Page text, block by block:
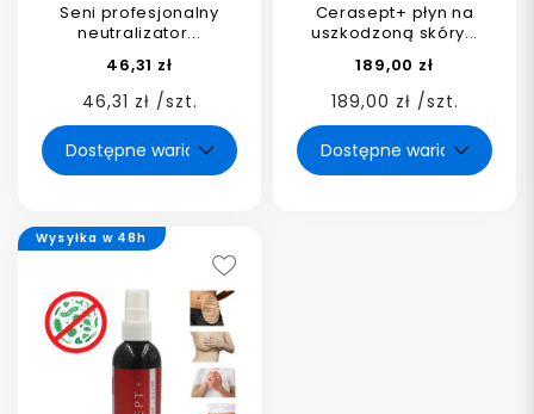
Seni profesjonalny
neutralizator...
46,31 zł
46,31 zł /szt.
Cerasept+ płyn na
uszkodzoną skóry...
189,00 zł
189,00 zł /szt.
Wysyłka w 48h